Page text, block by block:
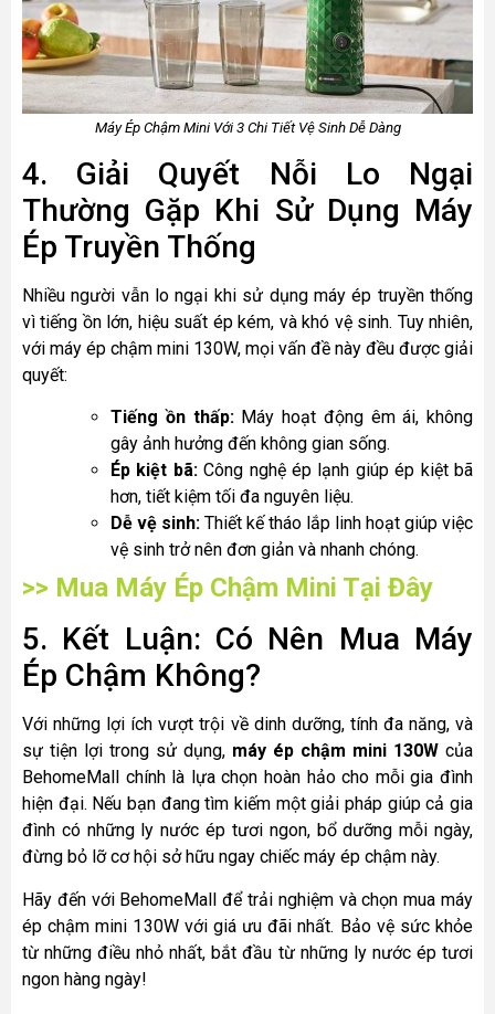
Máy Ép Chậm Mini Với 3 Chi Tiết Vệ Sinh Dễ Dàng
4. Giải Quyết Nỗi Lo Ngại
Thường Gặp Khi Sử Dụng Máy
Ép Truyền Thống
Nhiều người vẫn lo ngại khi sử dụng máy ép truyền thống
vì tiếng ồn lớn, hiệu suất ép kém, và khó vệ sinh. Tuy nhiên,
với máy ép chậm mini 130W, mọi vấn đề này đều được giải
quyết:
Tiếng ồn thấp:Máy hoạt động êm ái, không
gây ảnh hưởng đến không gian sống.
Ép kiệt bã:Công nghệ ép lạnh giúp ép kiệt bã
hơn, tiết kiệm tối đa nguyên liệu.
Dễ vệ sinh: Thiết kế tháo lắp linh hoạt giúp việc
vệ sinh trở nên đơn giản và nhanh chóng.
>> Mua Máy Ép Chậm Mini Tại Đây
5. Kết Luận: Có Nên Mua Máy
Ép Chậm Không?
Với những lợi ích vượt trội về dinh dưỡng, tính đa năng, và
sự tiện lợi trong sử dụng, máy ép chậm mini 130W của
BehomeMall chính là lựa chọn hoàn hảo cho mỗi gia đình
hiện đại. Nếu bạn đang tìm kiếm một giải pháp giúp cả gia
đình có những ly nước ép tươi ngon, bổ dưỡng mỗi ngày,
đừng bỏ lỡ cơ hội sở hữu ngay chiếc máy ép chậm này.
Hãy đến với BehomeMall để trải nghiệm và chọn mua máy
ép chậm mini 130W với giá ưu đãi nhất. Bảo vệ sức khỏe
từ những điều nhỏ nhất, bắt đầu từ những ly nước ép tươi
ngon hàng ngày!